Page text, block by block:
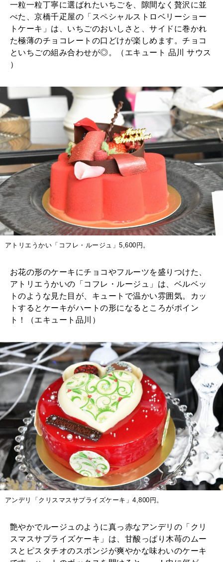
一粒一粒丁寧に選ばれたいちごを、隙間なく贅沢に並
べた、京橋千疋屋の「スペシャルストロベリーショー
トケーキ」は、いちごのおいしさと、サイドに巻かれ
た極薄のチョコレートの口どけが楽しめます。チョコ
といちごの組み合わせが◎。（エキュート 品川 サウス
）
アトリエうかい「コフレ・ルージュ」5,600円。
お花の形のケーキにチョコやフルーツを盛りつけた、
アトリエうかいの「コフレ・ルージュ」は、ベルベッ
トのような見た目が、キュートで温かい雰囲気。カッ
トするとケーキがハートの形になるところがポイン
ト！（エキュート品川）
アンデリ「クリスマスサプライズケーキ」4,800円。
艶やかでルージュのように真っ赤なアンデリの「クリ
スマスサプライズケーキ」は、甘酸っぱり木苺のムー
スとピスタチオのスポンジが爽やかな味わいのケーキ